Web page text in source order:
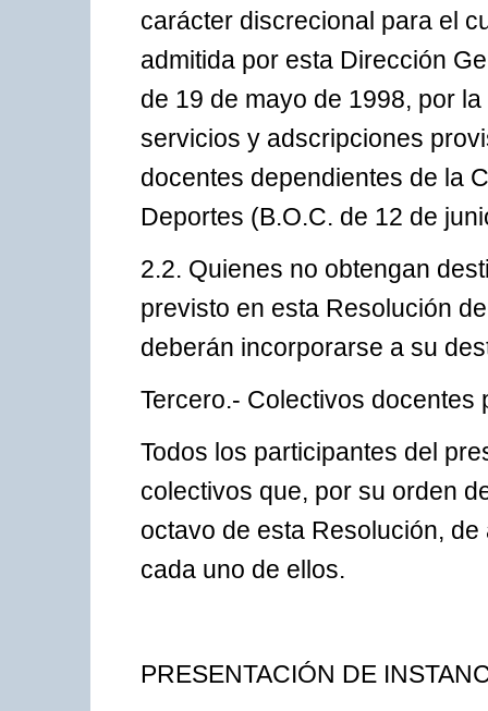
carácter discrecional para el
admitida por esta Dirección
de 19 de mayo de 1998, por
servicios y adscripciones
docentes dependientes de la
Deportes (B.O.C. de 12 de
2.2. Quienes no obtengan
previsto en esta Resolución
deberán incorporarse a su
Tercero.- Colectivos docentes
Todos los participantes del
colectivos que, por su orden
octavo de esta Resolución,
cada uno de ellos.
PRESENTACIÓN DE